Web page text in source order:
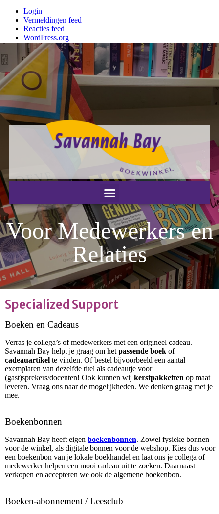
Login
Vermeldingen feed
Reacties feed
WordPress.org
Nieuwsbrief
Voor Medewerkers en
Relaties
Specialized Support
Boeken en Cadeaus
Verras je collega’s of medewerkers met een origineel cadeau.
Savannah Bay helpt je graag om het passende boek of
cadeauartikel te vinden. Of bestel bijvoorbeeld een aantal
exemplaren van dezelfde titel als cadeautje voor
(gast)sprekers/docenten! Ook kunnen wij kerstpakketten op maat
leveren. Vraag ons naar de mogelijkheden. We denken graag met je
mee.
Boekenbonnen
Savannah Bay heeft eigen boekenbonnen. Zowel fysieke bonnen
voor de winkel, als digitale bonnen voor de webshop. Kies dus voor
een boekenbon van je lokale boekhandel en laat ons je collega of
medewerker helpen een mooi cadeau uit te zoeken. Daarnaast
verkopen en accepteren we ook de algemene boekenbon.
Boeken-abonnement / Leesclub